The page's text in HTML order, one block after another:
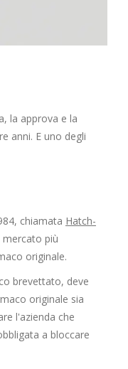
la approva e la
anni. E uno degli
chiamata Hatch-
mercato più
originale.
brevettato, deve
originale sia
l'azienda che
a bloccare